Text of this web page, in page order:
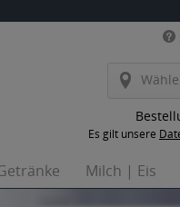
Es gilt unsere
Milch | Eis